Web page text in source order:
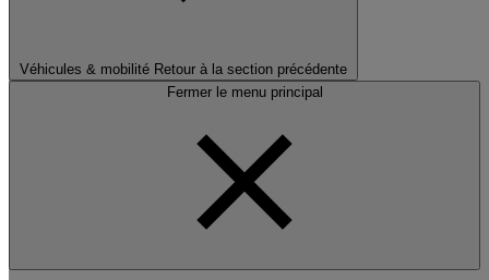
Véhicules & mobilité Retour à la section précédente
Fermer le menu principal